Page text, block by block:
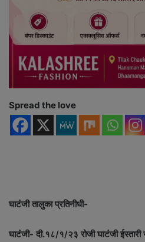
Spread the love
घाटंजी तालुका प्रतिनीधी-
घाटंजी- दी.१८/१/२३ रोजी घाटंजी